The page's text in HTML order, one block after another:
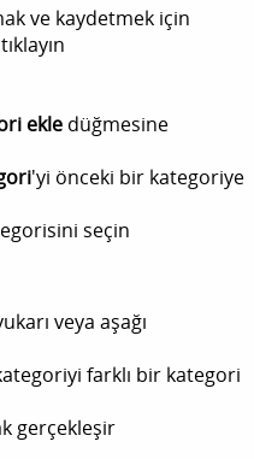
ve kaydetmek için
ekle düğmesine
'yi önceki bir kategoriye
seçin
veya aşağı
farklı bir kategori
gerçekleşir